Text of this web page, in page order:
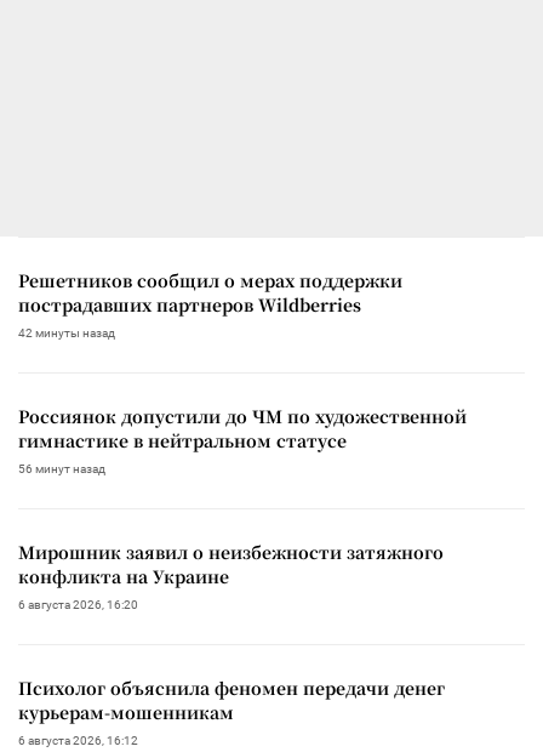
Решетников сообщил о мерах поддержки
пострадавших партнеров Wildberries
42 минуты назад
Россиянок допустили до ЧМ по художественной
гимнастике в нейтральном статусе
56 минут назад
Мирошник заявил о неизбежности затяжного
конфликта на Украине
6 августа 2026, 16:20
Психолог объяснила феномен передачи денег
курьерам-мошенникам
6 августа 2026, 16:12